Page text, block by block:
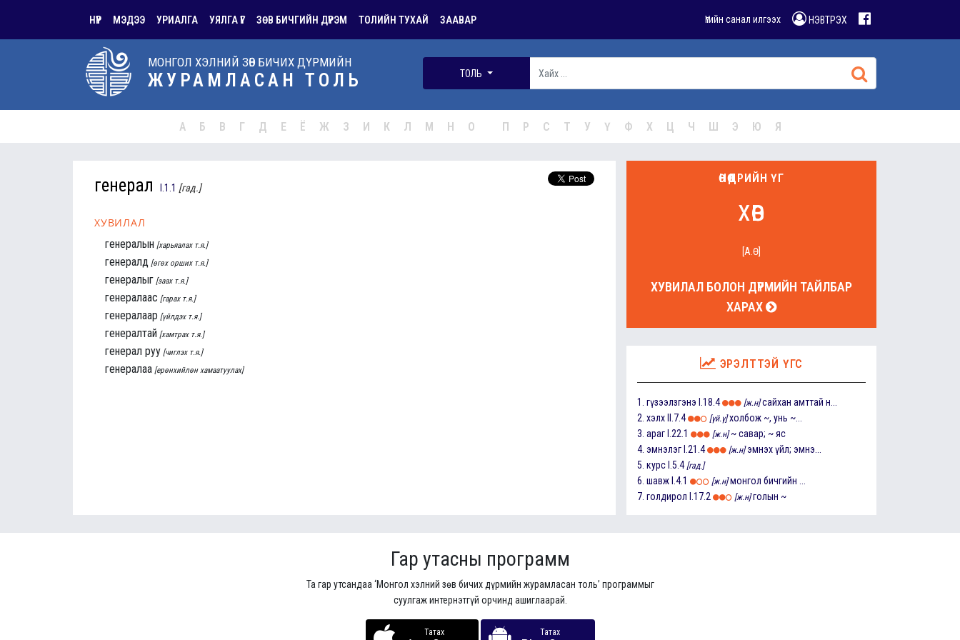
НҮҮР МЭДЭЭ УРИАЛГА УЯЛГА ҮГ ЗӨВ БИЧГИЙН ДҮРЭМ ТОЛИЙН ТУХАЙ ЗААВАР Үгийн санал илгээх НЭВТРЭХ
МОНГОЛ ХЭЛНИЙ ЗӨВ БИЧИХ ДҮРМИЙН
ЖУРАМЛАСАН ТОЛЬ ТОЛЬ
А Б В Г Д Е Ё Ж З И К Л М Н О П Р С Т У Ү Ф Х Ц Ч Ш Э Ю Я
генерал I.1.1 [гад.]
ХУВИЛАЛ
генералын [харьяалах т.я.]
генералд [өгөх орших т.я.]
генералыг [заах т.я.]
генералаас [гарах т.я.]
генералаар [үйлдэх т.я.]
генералтай [хамтрах т.я.]
генерал руу [чиглэх т.я.]
генералаа [ерөнхийлөн хамаатуулах]
ӨНӨӨДРИЙН ҮГ
хөв
[А.Ө]
ХУВИЛАЛ БОЛОН ДҮРМИЙН ТАЙЛБАР
ХАРАХ
ЭРЭЛТТЭЙ ҮГС
1. гүзээлзгэнэ I.18.4 [ж.н] сайхан амттай н...
2. хэлх II.7.4 [үй.ү] холбож ~, унь ~...
3. араг I.22.1 [ж.н] ~ савар; ~ яс
4. эмнэлэг I.21.4 [ж.н] эмнэх үйл; эмнэ...
5. курс I.5.4 [гад.]
6. шавж I.4.1 [ж.н] монгол бичгийн ...
7. голдирол I.17.2 [ж.н] голын ~
Гар утасны программ
Та гар утсандаа ‘Монгол хэлний зөв бичих дүрмийн журамласан толь’ программыг
суулгаж интернэтгүй орчинд ашиглаарай.
Татах Татах